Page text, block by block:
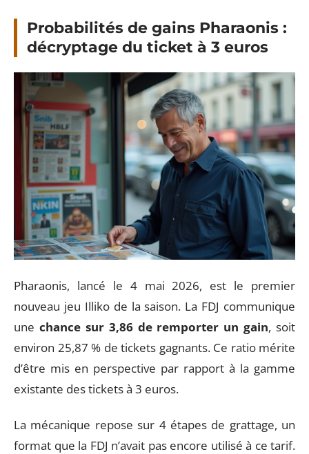
Probabilités de gains Pharaonis :
décryptage du ticket à 3 euros
Pharaonis, lancé le 4 mai 2026, est le premier
nouveau jeu Illiko de la saison. La FDJ communique
une chance sur 3,86 de remporter un gain, soit
environ 25,87 % de tickets gagnants. Ce ratio mérite
d’être mis en perspective par rapport à la gamme
existante des tickets à 3 euros.
La mécanique repose sur 4 étapes de grattage, un
format que la FDJ n’avait pas encore utilisé à ce tarif.